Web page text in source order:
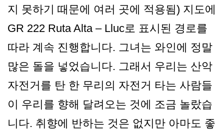
지 못하기 때문에 여러 곳에 적용됨) 지도에
GR 222 Ruta Alta – Lluc로 표시된 경로를
따라 계속 진행합니다. 그녀는 와인에 정말
많은 돌을 넣었습니다. 그래서 우리는 산악
자전거를 탄 한 무리의 자전거 타는 사람들
이 우리를 향해 달려오는 것에 조금 놀랐습
니다. 취향에 반하는 것은 없지만 아마도 좋